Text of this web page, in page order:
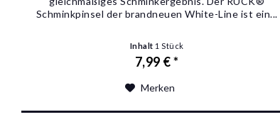
Schminkpinsel der brandneuen White-Line ist ein...
Inhalt 1 Stück
7,99 € *
Merken